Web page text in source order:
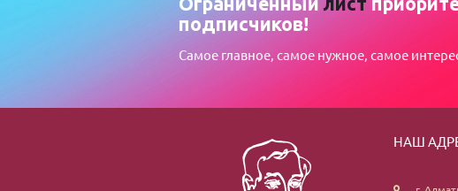
подписчиков!
Самое главное, самое нужное, самое
НАШ